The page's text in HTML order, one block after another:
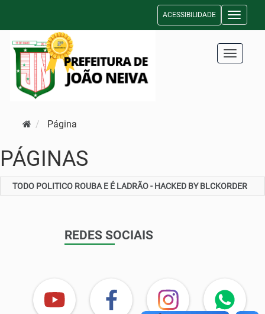
Toggle
ACESSIBILIDADE
Toggle
Página
PÁGINAS
TODO POLITICO ROUBA E É LADRÃO - HACKED BY BLCKORDER
REDES SOCIAIS